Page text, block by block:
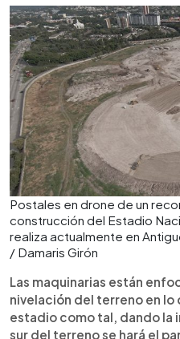
Postales en drone de un
construcción del Estadio
realiza actualmente en
/ Damaris Girón
Las maquinarias están
nivelación del terreno en lo
estadio como tal, dando la
sur del terreno se hará el